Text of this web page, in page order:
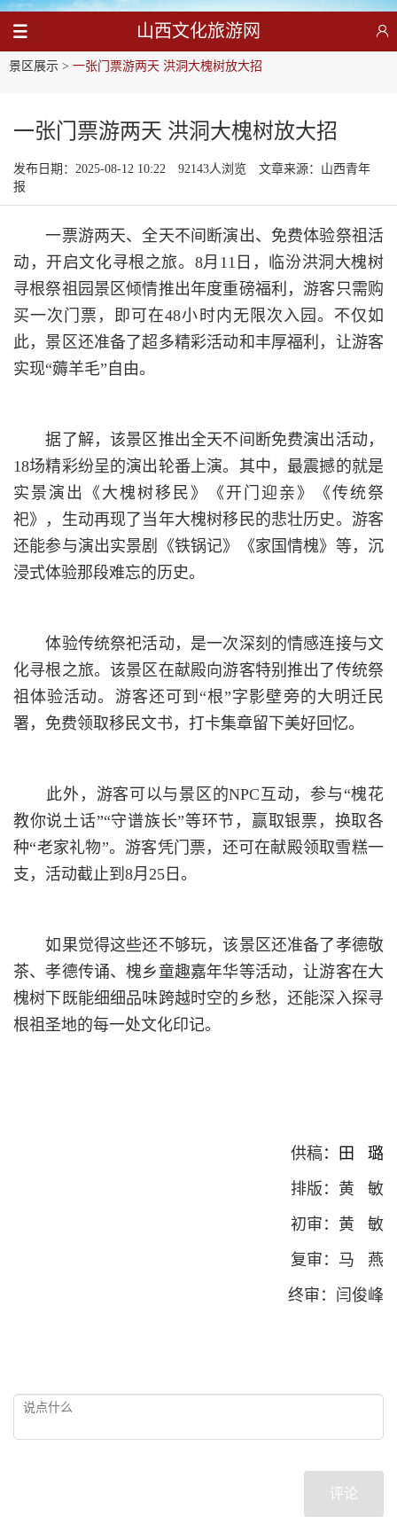
山西文化旅游网
景区展示 > 一张门票游两天 洪洞大槐树放大招
一张门票游两天 洪洞大槐树放大招
发布日期：2025-08-12 10:22 92143人浏览
文章来源：山西青年
报
一票游两天、全天不间断演出、免费体验祭祖活
动，开启文化寻根之旅。8月11日，临汾洪洞大槐树
寻根祭祖园景区倾情推出年度重磅福利，游客只需购
买一次门票，即可在48小时内无限次入园。不仅如
此，景区还准备了超多精彩活动和丰厚福利，让游客
实现“薅羊毛”自由。
据了解，该景区推出全天不间断免费演出活动，
18场精彩纷呈的演出轮番上演。其中，最震撼的就是
实景演出《大槐树移民》《开门迎亲》《传统祭
祀》，生动再现了当年大槐树移民的悲壮历史。游客
还能参与演出实景剧《铁锅记》《家国情槐》等，沉
浸式体验那段难忘的历史。
体验传统祭祀活动，是一次深刻的情感连接与文
化寻根之旅。该景区在献殿向游客特别推出了传统祭
祖体验活动。游客还可到“根”字影壁旁的大明迁民
署，免费领取移民文书，打卡集章留下美好回忆。
此外，游客可以与景区的NPC互动，参与“槐花
教你说土话”“守谱族长”等环节，赢取银票，换取各
种“老家礼物”。游客凭门票，还可在献殿领取雪糕一
支，活动截止到8月25日。
如果觉得这些还不够玩，该景区还准备了孝德敬
茶、孝德传诵、槐乡童趣嘉年华等活动，让游客在大
槐树下既能细细品味跨越时空的乡愁，还能深入探寻
根祖圣地的每一处文化印记。
供稿 ：田 璐
排版：黄 敏
初审：黄 敏
复审：马 燕
终审：闫俊峰
评论